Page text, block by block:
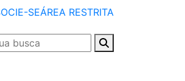
SEÁREA RESTRITA